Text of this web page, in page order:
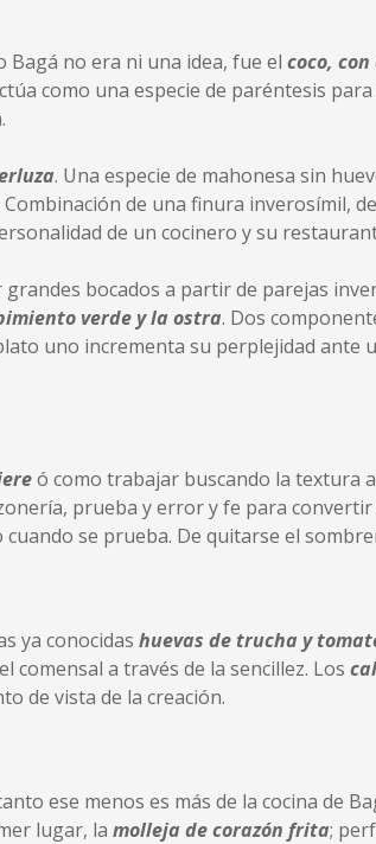
Bagá no era ni una idea, fue el coco,
como una especie de paréntesis
. Una especie de mahonesa sin
de una finura inverosímil,
de un cocinero y su
bocados a partir de parejas
verde y la ostra. Dos
uno incrementa su perplejidad ante
ó como trabajar buscando la textura
prueba y error y fe para
se prueba. De quitarse el
ya conocidas huevas de trucha y
comensal a través de la sencillez. Los
de vista de la creación.
ese menos es más de la cocina de
lugar, la molleja de corazón frita;